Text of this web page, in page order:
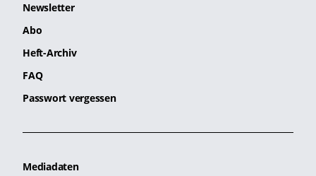
Newsletter
Abo
Heft-Archiv
FAQ
Passwort vergessen
Mediadaten